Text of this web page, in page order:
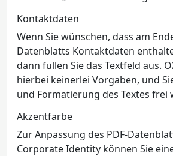
Kontaktdaten
Wenn Sie wünschen, dass am
Datenblatts Kontaktdaten
dann füllen Sie das Textfeld aus.
hierbei keinerlei Vorgaben, und
und Formatierung des Textes frei
Akzentfarbe
Zur Anpassung des PDF-
Corporate Identity können Sie